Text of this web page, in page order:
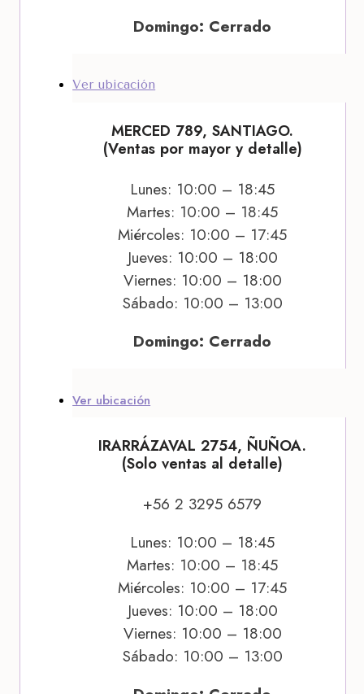
Domingo: Cerrado
Ver ubicación
MERCED 789, SANTIAGO.
(Ventas por mayor y detalle)
Lunes: 10:00 – 18:45
Martes: 10:00 – 18:45
Miércoles: 10:00 – 17:45
Jueves: 10:00 – 18:00
Viernes: 10:00 – 18:00
Sábado: 10:00 – 13:00
Domingo: Cerrado
Ver ubicación
IRARRÁZAVAL 2754, ÑUÑOA.
(Solo ventas al detalle)
+56 2 3295 6579
Lunes: 10:00 – 18:45
Martes: 10:00 – 18:45
Miércoles: 10:00 – 17:45
Jueves: 10:00 – 18:00
Viernes: 10:00 – 18:00
Sábado: 10:00 – 13:00